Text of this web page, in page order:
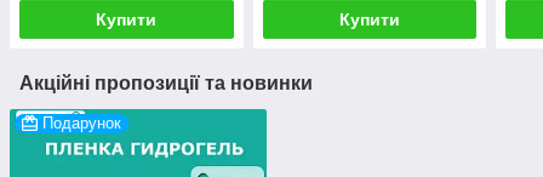
Купити Купити
Акційні пропозиції та новинки
Подарунок